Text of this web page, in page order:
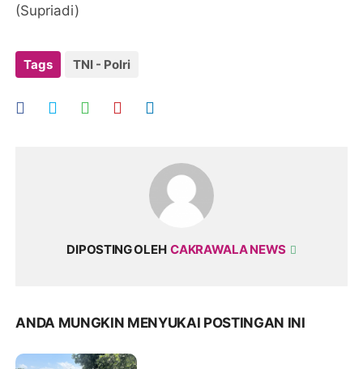
(Supriadi)
Tags TNI - Polri
DIPOSTING OLEH CAKRAWALA NEWS
ANDA MUNGKIN MENYUKAI POSTINGAN INI